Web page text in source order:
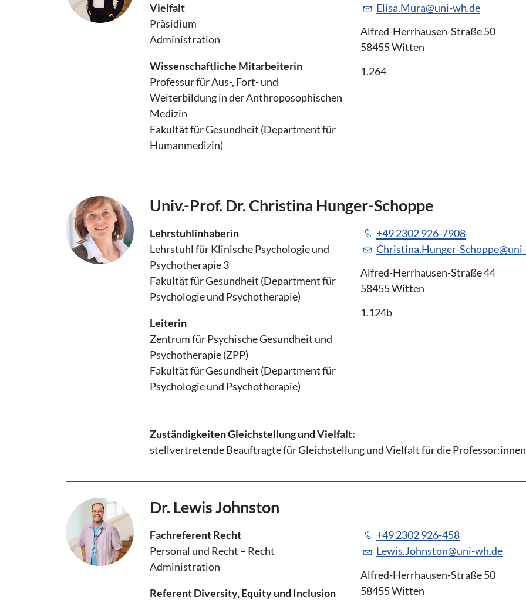
Vielfalt
Präsidium
Administration
Wissenschaftliche Mitarbeiterin
Professur für Aus-, Fort- und
Weiterbildung in der Anthroposophischen
Medizin
Fakultät für Gesundheit (Department für
Humanmedizin)
Elisa.Mura@uni-wh.de
Alfred-Herrhausen-Straße 50
58455 Witten
1.264
Univ.-Prof. Dr. Christina Hunger-Schoppe
Lehrstuhlinhaberin
Lehrstuhl für Klinische Psychologie und
Psychotherapie 3
Fakultät für Gesundheit (Department für
Psychologie und Psychotherapie)
Leiterin
Zentrum für Psychische Gesundheit und
Psychotherapie (ZPP)
Fakultät für Gesundheit (Department für
Psychologie und Psychotherapie)
+49 2302 926-7908
Christina.Hunger-
Alfred-Herrhausen-Straße 44
58455 Witten
1.124b
Zuständigkeiten Gleichstellung und Vielfalt:
stellvertretende Beauftragte für Gleichstellung und Vielfalt für die Professor:innen
Dr. Lewis Johnston
Fachreferent Recht
Personal und Recht – Recht
Administration
Referent Diversity, Equity und Inclusion
+49 2302 926-458
Lewis.Johnston@uni-wh.de
Alfred-Herrhausen-Straße 50
58455 Witten